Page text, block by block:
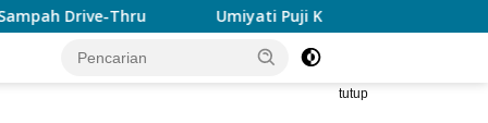
Umiyati Puji KONI Makassar Pastikan Atlet PORPROV
tutup